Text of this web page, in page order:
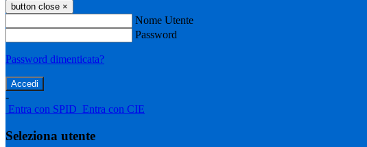
button close ×
Nome Utente
Password
Password dimenticata?
-
Entra con SPID Entra con CIE
Seleziona utente